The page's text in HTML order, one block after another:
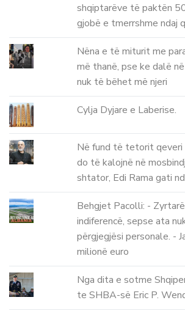
shqiptarëve të paktën
gjobë e tmerrshme ndaj
Nëna e të miturit me
më thanë, pse ke dalë
nuk të bëhet më njeri
Cylja Dyjare e Laberise.
Në fund të tetorit
do të kalojnë në
shtator, Edi Rama gati
Behgjet Pacolli: -
indiferencë, sepse ata
përgjegjësi personale. -
milionë euro
Nga dita e sotme
te SHBA-së Eric P.